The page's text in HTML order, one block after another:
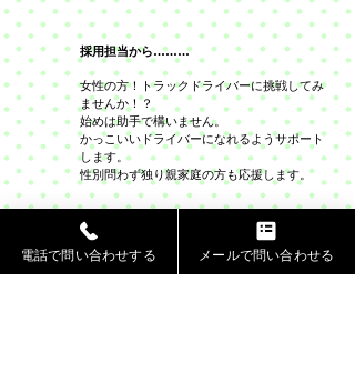
採用担当から………
女性の方！トラックドライバーに挑戦してみ
ませんか！？
始めは助手で構いません。
かっこいいドライバーになれるようサポート
します。
性別問わず独り親家庭の方も応援します。
現在ネット上でのエントリー
は行っておりません。
電話で問い合わせする メールで問い合わせる